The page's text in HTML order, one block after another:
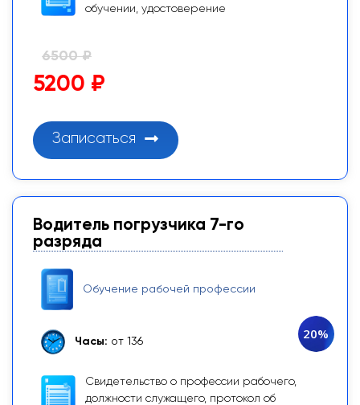
обучении, удостоверение
6500 ₽
5200 ₽
Записаться
Водитель погрузчика 7-го
разряда
Обучение рабочей профессии
Часы: от 136
Свидетельство о профессии рабочего,
должности служащего, протокол об
20%